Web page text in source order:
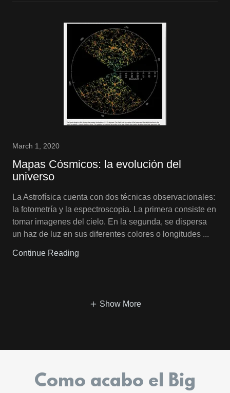
March 1, 2020
Mapas Cósmicos: la evolución del
universo
La Astrofísica cuenta con dos técnicas observacionales:
la fotometría y la espectroscopia. La primera consiste en
tomar imagenes del cielo. En la segunda, se dispersa
un haz de luz en sus diferentes colores o longitudes ...
Continue Reading
Show More
Como acabo el Big